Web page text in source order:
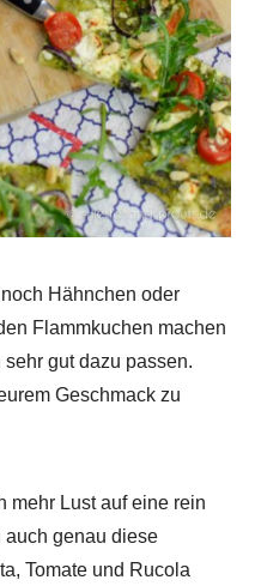
Hähnchen oder
Flammkuchen machen
gut dazu passen.
Geschmack zu
mehr Lust auf eine rein
auch genau diese
Tomate und Rucola